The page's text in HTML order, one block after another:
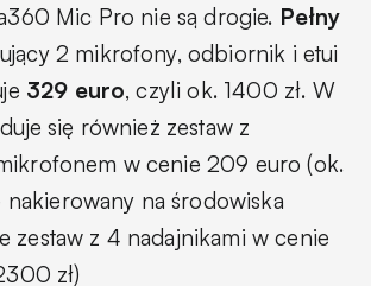
Mic Pro nie są drogie. Pełny
2 mikrofony, odbiornik i etui
329 euro, czyli ok. 1400 zł. W
się również zestaw z
w cenie 209 euro (ok.
nakierowany na środowiska
zestaw z 4 nadajnikami w cenie
zł)